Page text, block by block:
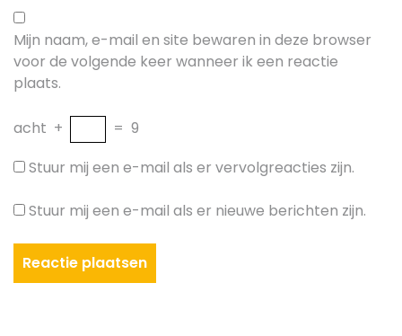
Mijn naam, e-mail en site bewaren in deze browser
voor de volgende keer wanneer ik een reactie
plaats.
acht + = 9
Stuur mij een e-mail als er vervolgreacties zijn.
Stuur mij een e-mail als er nieuwe berichten zijn.